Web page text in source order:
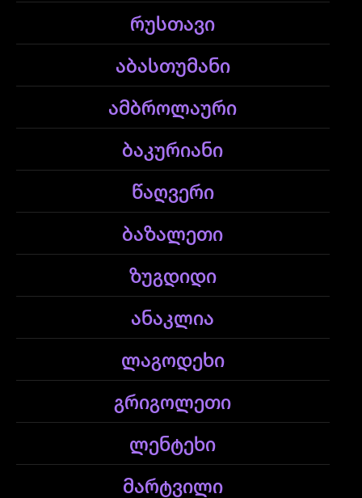
რუსთავი
აბასთუმანი
ამბროლაური
ბაკურიანი
წაღვერი
ბაზალეთი
ზუგდიდი
ანაკლია
ლაგოდეხი
გრიგოლეთი
ლენტეხი
მარტვილი